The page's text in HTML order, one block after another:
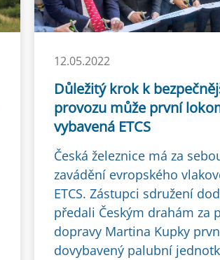
12.05.2022
Důležitý krok k
provozu může první
vybavená ETCS
Česká železnice má za
zavádění evropského
ETCS. Zástupci sdružení
předali Českým drahám
dopravy Martina Kupky
dovybavený palubní